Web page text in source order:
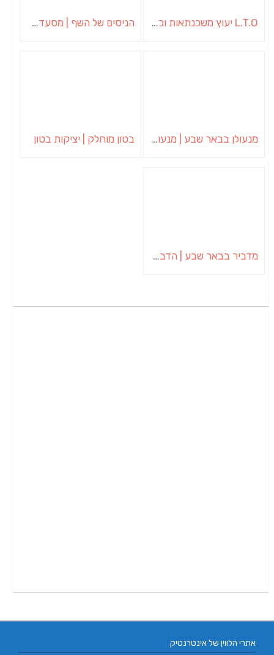
L.T.O יעוץ משכנתאות וכלכלת משפחה | יועץ משכנתאות באשכול הניסים של השף | מסעדת שף בבית | ארוחות גורמה
מנעולן בבאר שבע | מנעולן באופקים | ויטלי המנעולן בטון מוחלק | יציקות בטון
מדביר בבאר שבע | הדברה בבאר שבע | יוגב הדברות
אתרי הלווין של אינטרנטיק